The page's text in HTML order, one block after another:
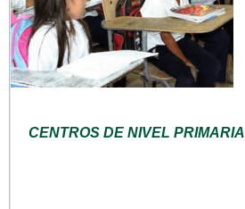
CENTROS DE NIVEL PRIMARIA